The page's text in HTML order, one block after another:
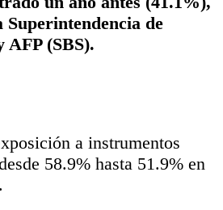
Superintendencia de
AFP (SBS).
a instrumentos
58.9% hasta 51.9% en